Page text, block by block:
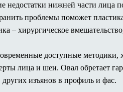
процесс
в палате
обследование
операция
информация
пациентам
недостатки нижней части лица
проблемы поможет
– хирургическое
доступные методики,
лица и шеи. Овал обретает
других изъянов в профиль и фас.